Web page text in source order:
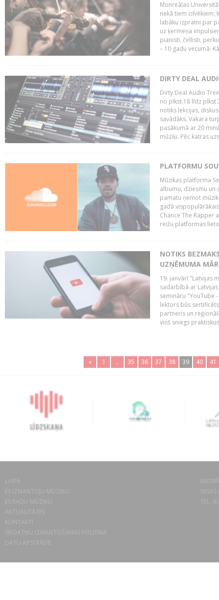
Monreālas
nekā tiem cilvēkiem,
labāku izpratni par
uz ķermeņa
pianisti, čellisti,
– 10 gadu vecumā.
DIRTY DEAL
Dirty Deal Audio
no plkst.18 līdz plkst
notiks lekcijas,
savādāks. Vakara
pasākumā ar 20
mūziķi. Pēc katras
PLATFORMU
Mūzikas platforma
albumu, dziesmu un
pamatu ņemot
gadā
Chance The Rapper
reižu platformas
NOTIKS
UZŅĒMUMA
19. janvārī "Latvijas
sadarbībā ar
semināru "YouTube
lektors būs
partneris un
viņš sniegs
« 1 .. 35 36 37 38 39 40 41
LAIPA
ES IZMANTOJU MŪZIKU
ES RADU MŪZIKU
AKTUALITĀTES
KONTAKTI
SĪKDATŅU IZMANTOŠANAS POLITIKA
DATU APSTRĀDE
TEL.